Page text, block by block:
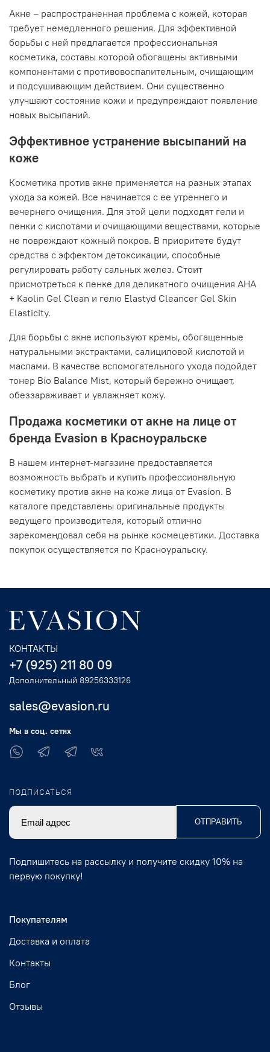
Акне – распространенная проблема с кожей, которая
требует немедленного решения. Для эффективной
борьбы с ней предлагается профессиональная
косметика, составы которой обогащены активными
компонентами с противовоспалительным, очищающим
и подсушивающим действием. Они существенно
улучшают состояние кожи и предупреждают появление
новых высыпаний.
Эффективное устранение высыпаний на
коже
Косметика против акне применяется на разных этапах
ухода за кожей. Все начинается с ее утреннего и
вечернего очищения. Для этой цели подходят гели и
пенки с кислотами и очищающими веществами, которые
не повреждают кожный покров. В приоритете будут
средства с эффектом детоксикации, способные
регулировать работу сальных желез. Стоит
присмотреться к пенке для деликатного очищения AHA
+ Kaolin Gel Clean и гелю Elastyd Cleancer Gel Skin
Elasticity.
Для борьбы с акне используют кремы, обогащенные
натуральными экстрактами, салициловой кислотой и
маслами. В качестве вспомогательного ухода подойдет
тонер Bio Balance Mist, который бережно очищает,
обеззараживает и увлажняет кожу.
Продажа косметики от акне на лице от
бренда Evasion в Красноуральске
В нашем интернет-магазине предоставляется
возможность выбрать и купить профессиональную
косметику против акне на коже лица от Evasion. В
каталоге представлены оригинальные продукты
ведущего производителя, который отлично
зарекомендовал себя на рынке космецевтики. Доставка
покупок осуществляется по Красноуральску.
Покупателям
Доставка и оплата
Контакты
Блог
Отзывы
КОНТАКТЫ
+7 (925) 211 80 09
Дополнительный 89256333126
sales@evasion.ru
Мы в соц. сетях
ПОДПИСАТЬСЯ
ОТПРАВИТЬ
Подпишитесь на рассылку и получите скидку 10% на
первую покупку!